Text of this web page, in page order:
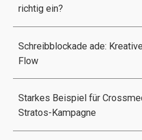
richtig ein?
Schreibblockade ade:
Flow
Starkes Beispiel für
Stratos-Kampagne